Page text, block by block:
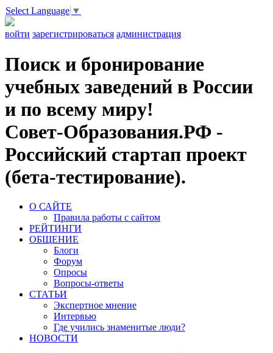
Select Language ▼
войти зарегистрироваться администрация
Поиск и бронирование
учебных заведений в России
и по всему миру!
Совет-Образования.РФ -
Российский стартап проект
(бета-тестирование).
О САЙТЕ
Правила работы с сайтом
РЕЙТИНГИ
ОБЩЕНИЕ
Блоги
Форум
Опросы
Вопросы-ответы
СТАТЬИ
Экспертное мнение
Интервью
Где учились знаменитые люди?
НОВОСТИ